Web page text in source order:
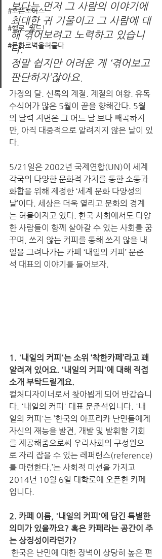
#오픈보이스
#헬로, 월드!
#문화로벽을허물다
보다는 먼저 그 사람의 이야기에
최대한 귀 기울이고 그 사람에 대
해 겪어보려고 노력하고 있습니
다.
정말 쉽지만 어려운 게 ‘겪어보고
판단하자’잖아요.
가정의 달. 신록의 계절. 계절의 여왕. 유독
수식어가 많은 5월이 끝을 향해간다. 5월
의 달력 지면은 그 어느 달 보다 빼곡하지
만, 아직 대중적으로 알려지지 않은 날이 있
다.
5/21일은 2002년 국제연합(UN)이 세계
각국의 다양한 문화적 가치를 통한 소통과
화합을 위해 제정한 ‘세계 문화 다양성의
날’이다. 세상은 더욱 열리고 문화의 경계
는 허물어지고 있다. 한국 사회에서도 다양
한 사람들이 함께 살아갈 수 있는 사회를 꿈
꾸며, 쓰지 않는 커피를 통해 쓰지 않을 내
일을 그려나가는 카페 ‘내일의 커피’ 문준
석 대표의 이야기를 들어보자.
1. '내일의 커피'는 소위 ‘착한카페’라고 꽤
알려져 있어요. '내일의 커피'에 대해 직접
소개 부탁드릴게요.
컬처디자이너로서 찾아뵙게 되어 반갑습니
다. '내일의 커피' 대표 문준석입니다. '내
일의 커피'는 ’한국의 아프리카 난민들에게
자신의 재능을 발견, 개발 및 발휘할 기회
를 제공해줌으로써 우리사회의 구성원으
로 자리 잡을 수 있는 레퍼런스(reference)
를 마련한다.’는 사회적 미션을 가지고
2014년 10월 6일 대학로에 오픈한 카페
입니다.
2. 카페 이름, '내일의 커피'에 담긴 특별한
의미가 있을까요? 혹은 카페라는 공간이 주
는 상징성이라던가?
한국은 난민에 대한 장벽이 상당히 높은 편